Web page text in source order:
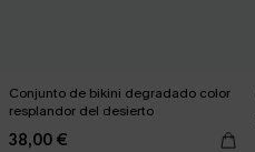
Conjunto de bikini degradado color
resplandor del desierto
38,00 €